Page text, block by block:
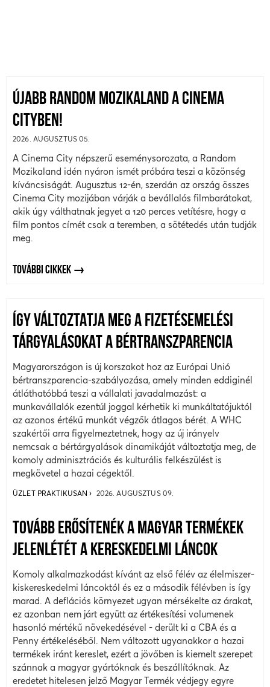
ÚJABB RANDOM MOZIKALAND A CINEMA
CITYBEN!
2026. AUGUSZTUS 05.
A Cinema City népszerű eseménysorozata, a Random
Mozikaland idén nyáron ismét próbára teszi a közönség
kíváncsiságát. Augusztus 12-én, szerdán az ország összes
Cinema City mozijában várják a bevállalós filmbarátokat,
akik úgy válthatnak jegyet a 120 perces vetítésre, hogy a
film pontos címét csak a teremben, a sötétedés után tudják
meg.
TOVÁBBI CIKKEK
ÍGY VÁLTOZTATJA MEG A FIZETÉSEMELÉSI
TÁRGYALÁSOKAT A BÉRTRANSZPARENCIA
Magyarországon is új korszakot hoz az Európai Unió
bértranszparencia-szabályozása, amely minden eddiginél
átláthatóbbá teszi a vállalati javadalmazást: a
munkavállalók ezentúl joggal kérhetik ki munkáltatójuktól
az azonos értékű munkát végzők átlagos bérét. A WHC
szakértői arra figyelmeztetnek, hogy az új irányelv
nemcsak a bértárgyalások dinamikáját változtatja meg, de
komoly adminisztrációs és kulturális felkészülést is
megkövetel a hazai cégektől.
ÜZLET PRAKTIKUSAN 2026. AUGUSZTUS 09.
TOVÁBB ERŐSÍTENÉK A MAGYAR TERMÉKEK
JELENLÉTÉT A KERESKEDELMI LÁNCOK
Komoly alkalmazkodást kívánt az első félév az élelmiszer-
kiskereskedelmi láncoktól és ez a második félévben is így
marad. A deflációs környezet ugyan mérsékelte az árakat,
ez azonban nem járt együtt az értékesítési volumenek
hasonló mértékű növekedésével - derült ki a CBA és a
Penny értékeléséből. Nem változott ugyanakkor a hazai
termékek iránt kereslet, ezért a jövőben is kiemelt szerepet
szánnak a magyar gyártóknak és beszállítóknak. Az
eredetet hitelesen jelző Magyar Termék védjegy egyre